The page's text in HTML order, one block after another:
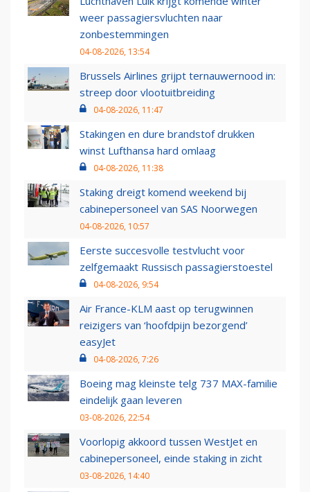
weer passagiersvluchten naar
zonbestemmingen
04-08-2026, 13:54
Brussels Airlines grijpt ternauwernood in:
streep door vlootuitbreiding
04-08-2026, 11:47
Stakingen en dure brandstof drukken
winst Lufthansa hard omlaag
04-08-2026, 11:38
Staking dreigt komend weekend bij
cabinepersoneel van SAS Noorwegen
04-08-2026, 10:57
Eerste succesvolle testvlucht voor
zelfgemaakt Russisch passagierstoestel
04-08-2026, 9:54
Air France-KLM aast op terugwinnen
reizigers van ‘hoofdpijn bezorgend’
easyJet
04-08-2026, 7:26
Boeing mag kleinste telg 737 MAX-familie
eindelijk gaan leveren
03-08-2026, 22:54
Voorlopig akkoord tussen WestJet en
cabinepersoneel, einde staking in zicht
03-08-2026, 14:40